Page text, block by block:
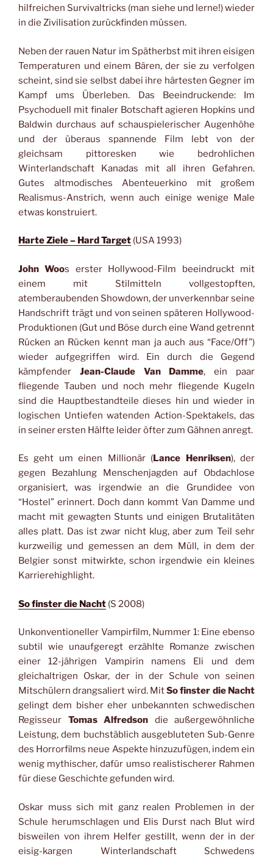
hilfreichen Survivaltricks (man siehe und lerne!) wieder
in die Zivilisation zurückfinden müssen.
Neben der rauen Natur im Spätherbst mit ihren eisigen
Temperaturen und einem Bären, der sie zu verfolgen
scheint, sind sie selbst dabei ihre härtesten Gegner im
Kampf ums Überleben. Das Beeindruckende: Im
Psychoduell mit finaler Botschaft agieren Hopkins und
Baldwin durchaus auf schauspielerischer Augenhöhe
und der überaus spannende Film lebt von der
gleichsam pittoresken wie bedrohlichen
Winterlandschaft Kanadas mit all ihren Gefahren.
Gutes altmodisches Abenteuerkino mit großem
Realismus-Anstrich, wenn auch einige wenige Male
etwas konstruiert.
Harte Ziele – Hard Target (USA 1993)
John Woos erster Hollywood-Film beeindruckt mit
einem mit Stilmitteln vollgestopften,
atemberaubenden Showdown, der unverkennbar seine
Handschrift trägt und von seinen späteren Hollywood-
Produktionen (Gut und Böse durch eine Wand getrennt
Rücken an Rücken kennt man ja auch aus “Face/Off”)
wieder aufgegriffen wird. Ein durch die Gegend
kämpfender Jean-Claude Van Damme, ein paar
fliegende Tauben und noch mehr fliegende Kugeln
sind die Hauptbestandteile dieses hin und wieder in
logischen Untiefen watenden Action-Spektakels, das
in seiner ersten Hälfte leider öfter zum Gähnen anregt.
Es geht um einen Millionär (Lance Henriksen), der
gegen Bezahlung Menschenjagden auf Obdachlose
organisiert, was irgendwie an die Grundidee von
“Hostel” erinnert. Doch dann kommt Van Damme und
macht mit gewagten Stunts und einigen Brutalitäten
alles platt. Das ist zwar nicht klug, aber zum Teil sehr
kurzweilig und gemessen an dem Müll, in dem der
Belgier sonst mitwirkte, schon irgendwie ein kleines
Karrierehighlight.
So finster die Nacht (S 2008)
Unkonventioneller Vampirfilm, Nummer 1: Eine ebenso
subtil wie unaufgeregt erzählte Romanze zwischen
einer 12-jährigen Vampirin namens Eli und dem
gleichaltrigen Oskar, der in der Schule von seinen
Mitschülern drangsaliert wird. MitSo finster die Nacht
gelingt dem bisher eher unbekannten schwedischen
Regisseur Tomas Alfredson die außergewöhnliche
Leistung, dem buchstäblich ausgebluteten Sub-Genre
des Horrorfilms neue Aspekte hinzuzufügen, indem ein
wenig mythischer, dafür umso realistischerer Rahmen
für diese Geschichte gefunden wird.
Oskar muss sich mit ganz realen Problemen in der
Schule herumschlagen und Elis Durst nach Blut wird
bisweilen von ihrem Helfer gestillt, wenn der in der
eisig-kargen Winterlandschaft Schwedens